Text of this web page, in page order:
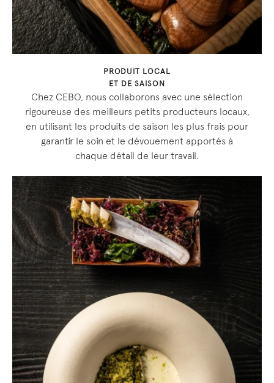
PRODUIT LOCAL
ET DE SAISON
Chez CEBO, nous collaborons avec une sélection
rigoureuse des meilleurs petits producteurs locaux,
en utilisant les produits de saison les plus frais pour
garantir le soin et le dévouement apportés à
chaque détail de leur travail.